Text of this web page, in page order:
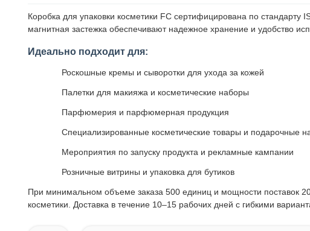
Коробка для упаковки косметики FC сертифицирована по стандарту
магнитная застежка обеспечивают надежное хранение и удобство
Идеально подходит для:
Роскошные кремы и сыворотки для ухода за кожей
Палетки для макияжа и косметические наборы
Парфюмерия и парфюмерная продукция
Специализированные косметические товары и подарочные
Мероприятия по запуску продукта и рекламные кампании
Розничные витрины и упаковка для бутиков
При минимальном объеме заказа 500 единиц и мощности поставок
косметики. Доставка в течение 10–15 рабочих дней с гибкими